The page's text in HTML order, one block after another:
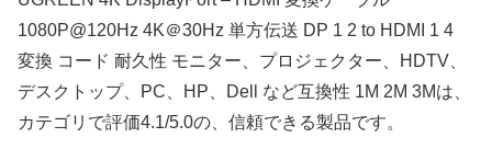
1080P@120Hz 4K＠30Hz 単方伝送 DP 1 2 to HDMI 1 4
変換 コード 耐久性 モニター、プロジェクター、HDTV、
デスクトップ、PC、HP、Dell など互換性 1M 2M 3Mは、
カテゴリで評価4.1/5.0の、信頼できる製品です。